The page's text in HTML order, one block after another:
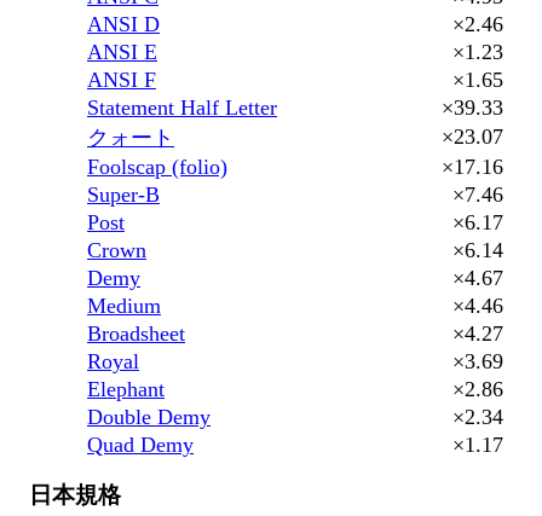
ANSI D
×2.46
ANSI E
×1.23
ANSI F
×1.65
Statement Half Letter
×39.33
クォート
×23.07
Foolscap (folio)
×17.16
Super-B
×7.46
Post
×6.17
Crown
×6.14
Demy
×4.67
Medium
×4.46
Broadsheet
×4.27
Royal
×3.69
Elephant
×2.86
Double Demy
×2.34
Quad Demy
×1.17
日本規格